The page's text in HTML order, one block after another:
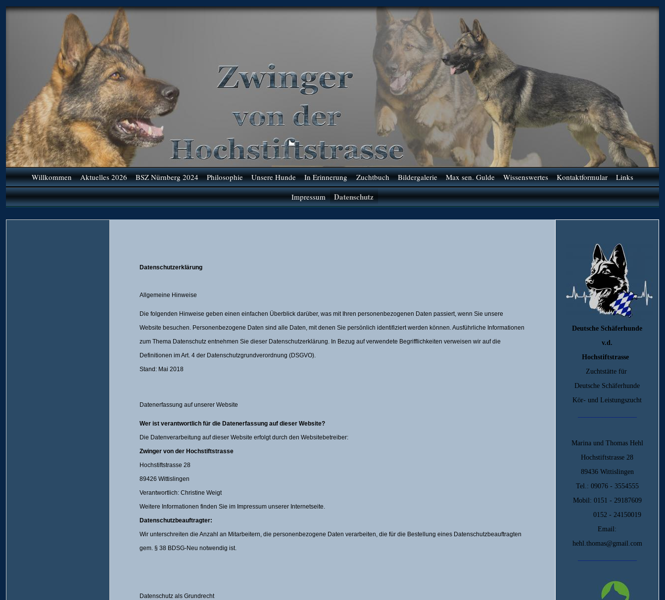
Willkommen Aktuelles 2026 BSZ Nürnberg 2024 Philosophie Unsere Hunde In Erinnerung Zuchtbuch Bildergalerie Max sen. Gulde Wissenswertes Kontaktformular
Links
Impressum
Datenschutz
Deutsche Schäferhunde
v.d.
Hochstiftstrasse
Zuchtstätte für
Deutsche Schäferhunde
Kör- und Leistungszucht
Marina und Thomas Hehl
Hochstiftstrasse 28
89436 Wittislingen
Tel.: 09076 - 3554555
Mobil: 0151 - 29187609
0152 - 24150019
Email:
hehl.thomas@gmail.com
Datenschutzerklärung
Allgemeine Hinweise
Die folgenden Hinweise geben einen einfachen Überblick darüber, was mit Ihren personenbezogenen Daten passiert, wenn Sie unsere
Website besuchen. Personenbezogene Daten sind alle Daten, mit denen Sie persönlich identifiziert werden können. Ausführliche Informationen
zum Thema Datenschutz entnehmen Sie dieser Datenschutzerklärung. In Bezug auf verwendete Begrifflichkeiten verweisen wir auf die
Definitionen im Art. 4 der Datenschutzgrundverordnung (DSGVO).
Stand: Mai 2018
Datenerfassung auf unserer Website
Wer ist verantwortlich für die Datenerfassung auf dieser Website?
Die Datenverarbeitung auf dieser Website erfolgt durch den Websitebetreiber:
Zwinger von der Hochstiftstrasse
Hochstiftstrasse 28
89426 Wittislingen
Verantwortlich: Christine Weigt
Weitere Informationen finden Sie im Impressum unserer Internetseite.
Datenschutzbeauftragter:
Wir unterschreiten die Anzahl an Mitarbeitern, die personenbezogene Daten verarbeiten, die für die Bestellung eines Datenschutzbeauftragten
gem. § 38 BDSG-Neu notwendig ist.
Datenschutz als Grundrecht